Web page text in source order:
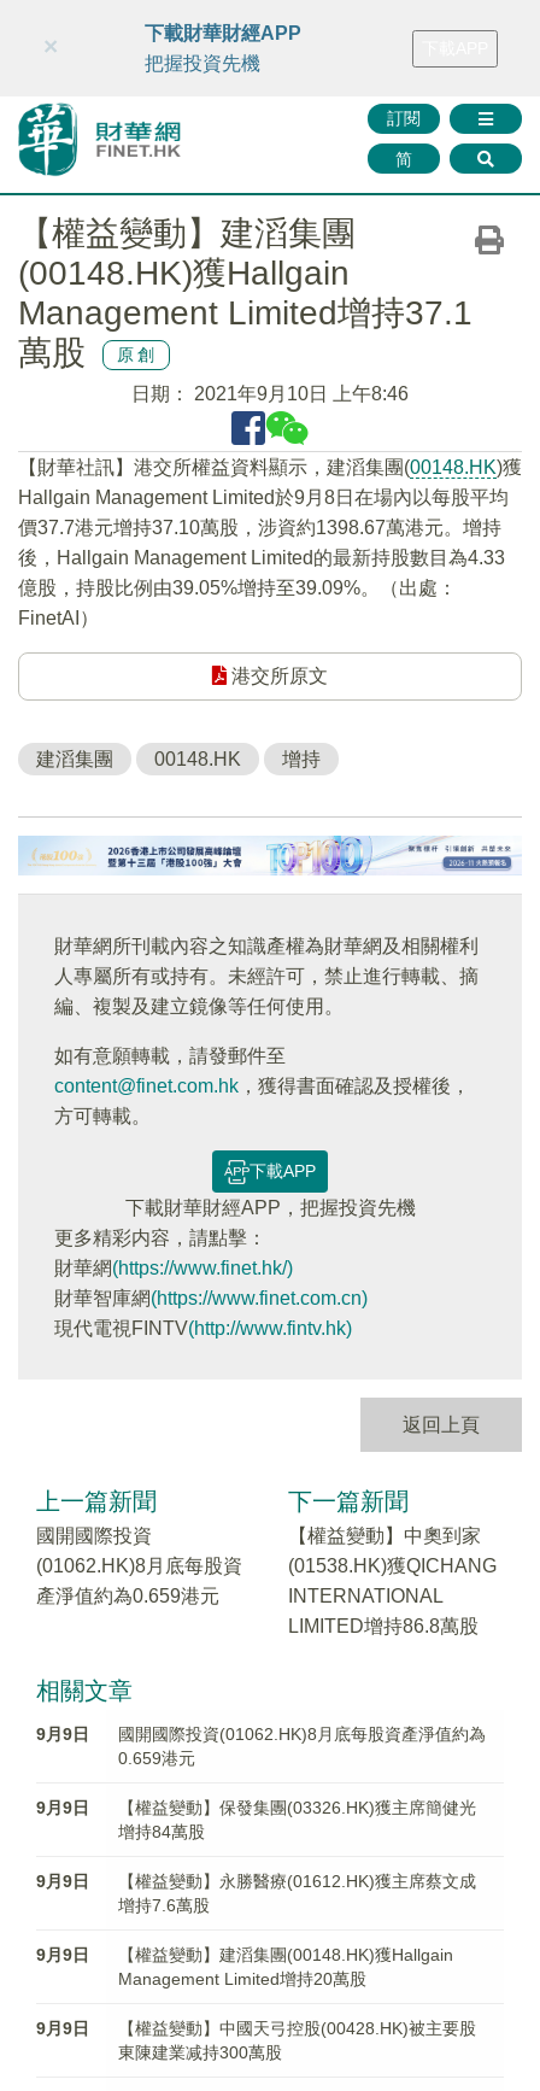
財華智庫網 FINTV FINMETA 財華證券 媒體矩陣
訂閱
简
×
下載財華財經APP
把握投資先機
【權益變動】建滔集團
(00148.HK)獲Hallgain
Management Limited增持37.1
萬股
原創
日期： 2021年9月10日 上午8:46
【財華社訊】港交所權益資料顯示，建滔集團(00148.HK)獲
Hallgain Management Limited於9月8日在場內以每股平均
價37.7港元增持37.10萬股，涉資約1398.67萬港元。增持
後，Hallgain Management Limited的最新持股數目為4.33
億股，持股比例由39.05%增持至39.09%。（出處：
FinetAI）
港交所原文
建滔集團 00148.HK 增持
財華網所刊載內容之知識產權為財華網及相關權利
人專屬所有或持有。未經許可，禁止進行轉載、摘
編、複製及建立鏡像等任何使用。
如有意願轉載，請發郵件至
content@finet.com.hk ，獲得書面確認及授權後，
方可轉載。
下載APP
下載財華財經APP，把握投資先機
更多精彩内容，請點擊：
財華網(https://www.finet.hk/)
財華智庫網(https://www.finet.com.cn)
現代電視FINTV(http://www.fintv.hk)
返回上頁
上一篇新聞
國開國際投資
(01062.HK)8月底每股資
產淨值約為0.659港元
下一篇新聞
【權益變動】中奧到家
(01538.HK)獲QICHANG
INTERNATIONAL
LIMITED增持86.8萬股
相關文章
9月9日
國開國際投資(01062.HK)8月底每股資產淨值約為
0.659港元
9月9日
【權益變動】保發集團(03326.HK)獲主席簡健光
增持84萬股
9月9日
【權益變動】永勝醫療(01612.HK)獲主席蔡文成
增持7.6萬股
9月9日
【權益變動】建滔集團(00148.HK)獲Hallgain
Management Limited增持20萬股
9月9日
【權益變動】中國天弓控股(00428.HK)被主要股
東陳建業减持300萬股